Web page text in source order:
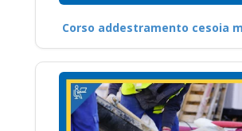
Corso addestramento cesoia